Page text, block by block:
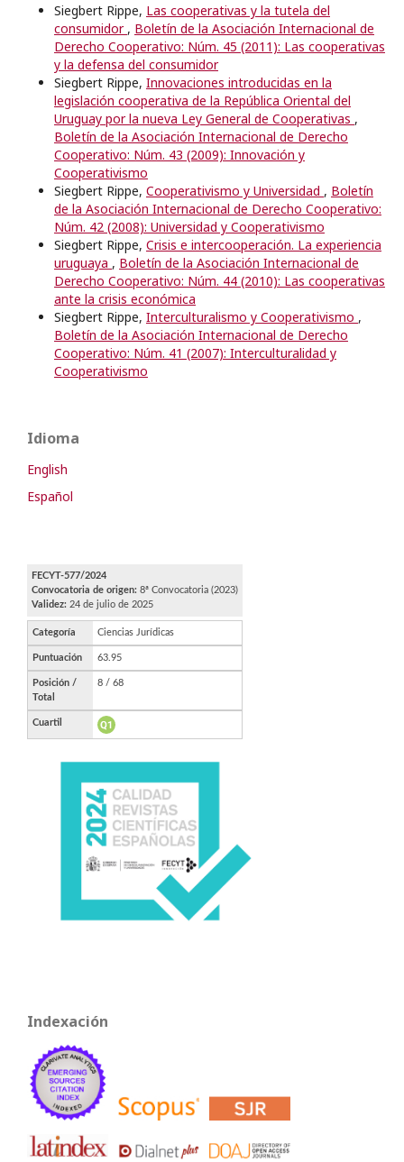
Siegbert Rippe, Las cooperativas y la tutela del
consumidor , Boletín de la Asociación Internacional de
Derecho Cooperativo: Núm. 45 (2011): Las cooperativas
y la defensa del consumidor
Siegbert Rippe, Innovaciones introducidas en la
legislación cooperativa de la República Oriental del
Uruguay por la nueva Ley General de Cooperativas ,
Boletín de la Asociación Internacional de Derecho
Cooperativo: Núm. 43 (2009): Innovación y
Cooperativismo
Siegbert Rippe, Cooperativismo y Universidad , Boletín
de la Asociación Internacional de Derecho Cooperativo:
Núm. 42 (2008): Universidad y Cooperativismo
Siegbert Rippe, Crisis e intercooperación. La experiencia
uruguaya , Boletín de la Asociación Internacional de
Derecho Cooperativo: Núm. 44 (2010): Las cooperativas
ante la crisis económica
Siegbert Rippe, Interculturalismo y Cooperativismo ,
Boletín de la Asociación Internacional de Derecho
Cooperativo: Núm. 41 (2007): Interculturalidad y
Cooperativismo
Idioma
English
Español
Indexación